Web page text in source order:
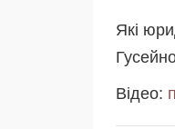
Які
Відео: